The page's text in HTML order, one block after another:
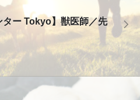
ー Tokyo】獣医師／先